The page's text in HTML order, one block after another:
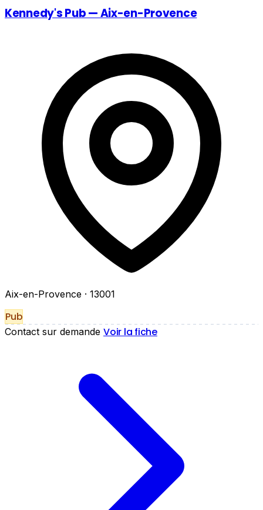
Kennedy's Pub — Aix-en-Provence
Aix-en-Provence · 13001
Pub
Contact sur demande Voir la fiche